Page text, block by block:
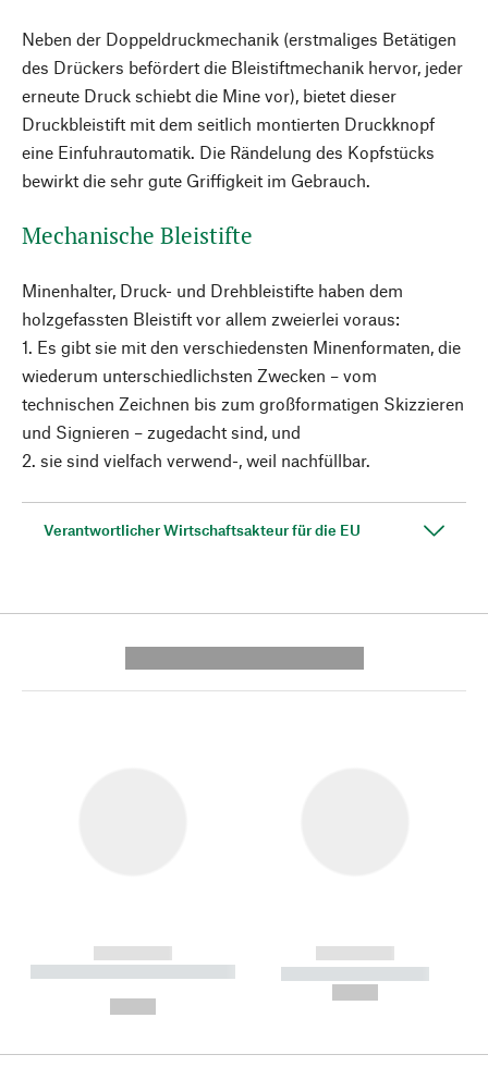
Neben der Doppeldruckmechanik (erstmaliges Betätigen
des Drückers befördert die Bleistiftmechanik hervor, jeder
erneute Druck schiebt die Mine vor), bietet dieser
Druckbleistift mit dem seitlich montierten Druckknopf
eine Einfuhrautomatik. Die Rändelung des Kopfstücks
bewirkt die sehr gute Griffigkeit im Gebrauch.
Mechanische Bleistifte
Minenhalter, Druck- und Drehbleistifte haben dem
holzgefassten Bleistift vor allem zweierlei voraus:
1. Es gibt sie mit den verschiedensten Minenformaten, die
wiederum unterschiedlichsten Zwecken – vom
technischen Zeichnen bis zum großformatigen Skizzieren
und Signieren – zugedacht sind, und
2. sie sind vielfach verwend-, weil nachfüllbar.
Verantwortlicher Wirtschaftsakteur für die EU
------------
----------- ----------- --------
------------
----------- -----------